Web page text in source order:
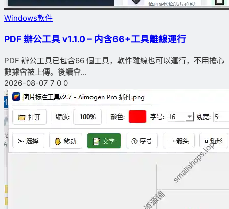
Windows軟件
PDF 辦公工具 v1.1.0 – 内含66+工具離線運行
PDF 辦公工具已包含66 個工具，軟件離線也可以運行，不用擔心
數據會被上傳。後續會...
2026-08-07 7 0 0